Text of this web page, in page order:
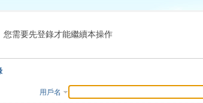
索
您需要先登錄才能繼續本操作
用戶名